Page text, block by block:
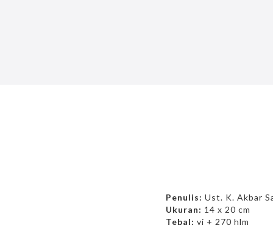
Penulis: Ust. K. Akbar
Ukuran: 14 x 20 cm
Tebal: vi + 270 hlm